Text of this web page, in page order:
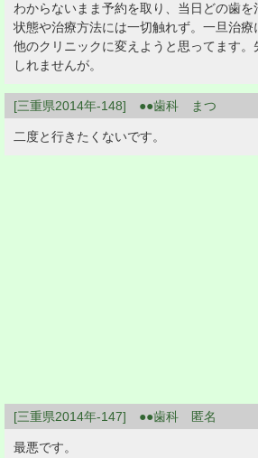
わからないまま予約を取り、当日どの歯を
状態や治療方法には一切触れず。一旦治療
他のクリニックに変えようと思ってます。
しれませんが。
[三重県2014年-148] ●●歯科 まつ
二度と行きたくないです。
[三重県2014年-147] ●●歯科 匿名
最悪です。